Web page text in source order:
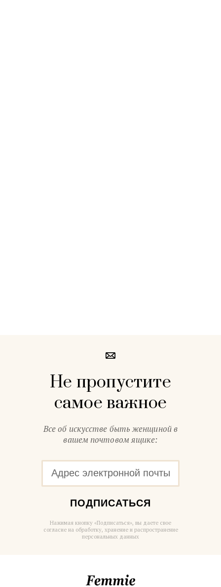
Не пропустите
самое важное
Все об искусстве быть женщиной в
вашем почтовом ящике:
ПОДПИСАТЬСЯ
Нажимая кнопку «Подписаться», вы даете свое
согласие на обработку, хранение и распространение
персональных данных